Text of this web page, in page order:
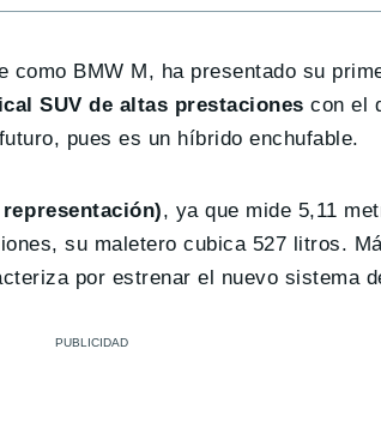
como BMW M, ha presentado su
SUV de altas prestaciones con el
pues es un híbrido enchufable.
representación), ya que mide 5,11
su maletero cubica 527 litros.
por estrenar el nuevo sistema